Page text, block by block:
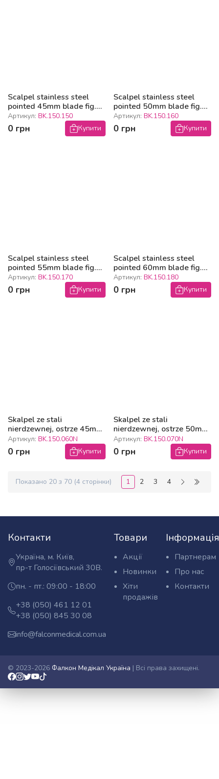
Scalpel stainless steel
pointed 45mm blade fig.
15
Артикул: BK.150.150
0 грн Купити
Scalpel stainless steel
pointed 50mm blade fig.
16
Артикул: BK.150.160
0 грн Купити
Scalpel stainless steel
pointed 55mm blade fig.
17
Артикул: BK.150.170
0 грн Купити
Scalpel stainless steel
pointed 60mm blade fig.
18
Артикул: BK.150.180
0 грн Купити
Skalpel ze stali
nierdzewnej, ostrze 45mm
fig.6
Артикул: BK.150.060N
0 грн Купити
Skalpel ze stali
nierdzewnej, ostrze 50mm
fig.7
Артикул: BK.150.070N
0 грн Купити
Показано 20 з 70 (4 сторінки) 1(поточна)
2 3 4
Контакти
Адреса:
Україна, м. Київ,
пр-т Голосіївський 30В.
Графік
роботи:
пн. - пт.: 09:00 - 18:00
Телефони:
Оптовий
відділ
+38 (050) 461 12 01
Роздрібний
+38 (050) 845 30 08
E-info@falconmedical.com.ua
Товари
Акції
Новинки
Хіти
продажів
Інформація
Партнерам
Про нас
Контакти
© 2023-2026 Фалкон Медікал Україна | Всі права захищені.